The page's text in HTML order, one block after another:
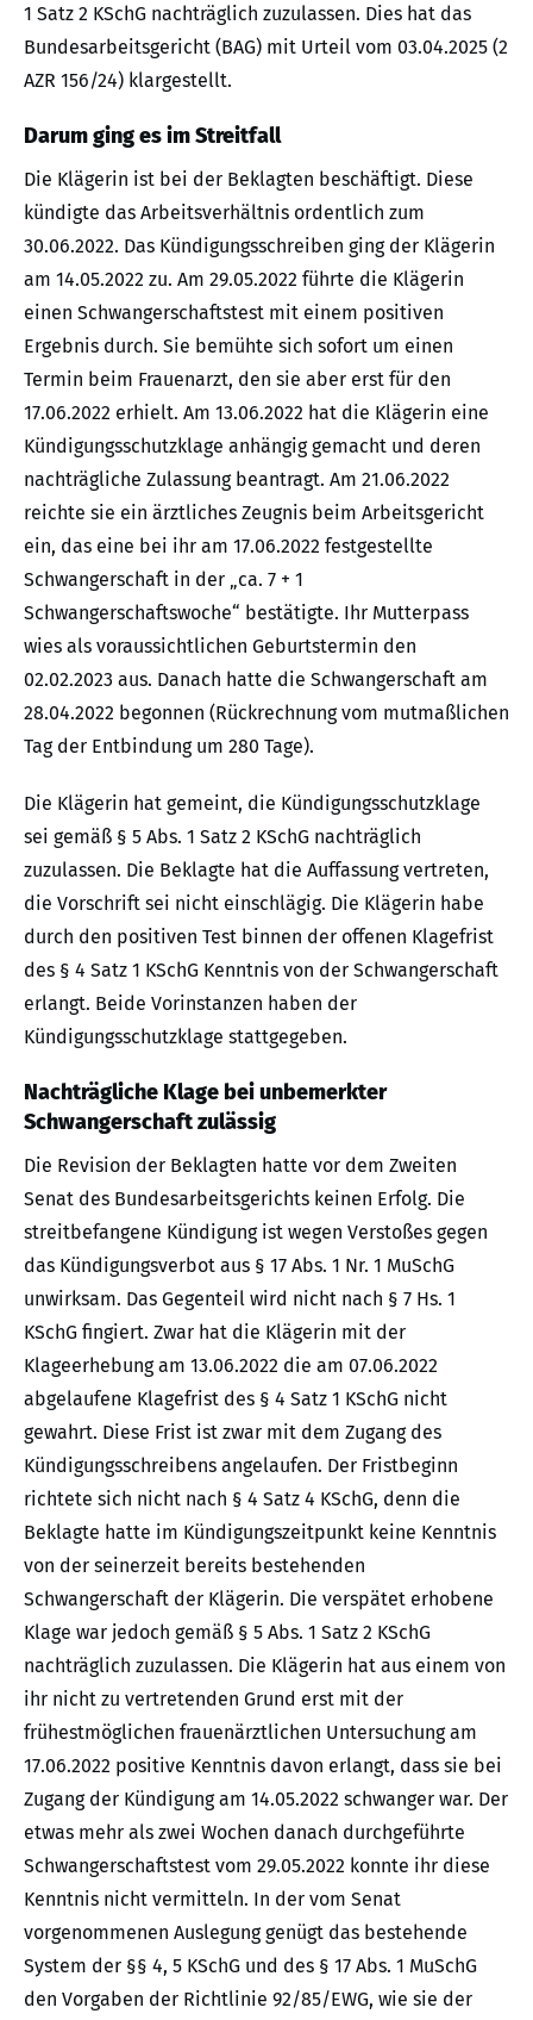
1 Satz 2 KSchG nachträglich zuzulassen. Dies hat das
Bundesarbeitsgericht (BAG) mit Urteil vom 03.04.2025 (2
AZR 156/24) klargestellt.
Darum ging es im Streitfall
Die Klägerin ist bei der Beklagten beschäftigt. Diese
kündigte das Arbeitsverhältnis ordentlich zum
30.06.2022. Das Kündigungsschreiben ging der Klägerin
am 14.05.2022 zu. Am 29.05.2022 führte die Klägerin
einen Schwangerschaftstest mit einem positiven
Ergebnis durch. Sie bemühte sich sofort um einen
Termin beim Frauenarzt, den sie aber erst für den
17.06.2022 erhielt. Am 13.06.2022 hat die Klägerin eine
Kündigungsschutzklage anhängig gemacht und deren
nachträgliche Zulassung beantragt. Am 21.06.2022
reichte sie ein ärztliches Zeugnis beim Arbeitsgericht
ein, das eine bei ihr am 17.06.2022 festgestellte
Schwangerschaft in der „ca. 7 + 1
Schwangerschaftswoche“ bestätigte. Ihr Mutterpass
wies als voraussichtlichen Geburtstermin den
02.02.2023 aus. Danach hatte die Schwangerschaft am
28.04.2022 begonnen (Rückrechnung vom mutmaßlichen
Tag der Entbindung um 280 Tage).
Die Klägerin hat gemeint, die Kündigungsschutzklage
sei gemäß § 5 Abs. 1 Satz 2 KSchG nachträglich
zuzulassen. Die Beklagte hat die Auffassung vertreten,
die Vorschrift sei nicht einschlägig. Die Klägerin habe
durch den positiven Test binnen der offenen Klagefrist
des § 4 Satz 1 KSchG Kenntnis von der Schwangerschaft
erlangt. Beide Vorinstanzen haben der
Kündigungsschutzklage stattgegeben.
Nachträgliche Klage bei unbemerkter
Schwangerschaft zulässig
Die Revision der Beklagten hatte vor dem Zweiten
Senat des Bundesarbeitsgerichts keinen Erfolg. Die
streitbefangene Kündigung ist wegen Verstoßes gegen
das Kündigungsverbot aus § 17 Abs. 1 Nr. 1 MuSchG
unwirksam. Das Gegenteil wird nicht nach § 7 Hs. 1
KSchG fingiert. Zwar hat die Klägerin mit der
Klageerhebung am 13.06.2022 die am 07.06.2022
abgelaufene Klagefrist des § 4 Satz 1 KSchG nicht
gewahrt. Diese Frist ist zwar mit dem Zugang des
Kündigungsschreibens angelaufen. Der Fristbeginn
richtete sich nicht nach § 4 Satz 4 KSchG, denn die
Beklagte hatte im Kündigungszeitpunkt keine Kenntnis
von der seinerzeit bereits bestehenden
Schwangerschaft der Klägerin. Die verspätet erhobene
Klage war jedoch gemäß § 5 Abs. 1 Satz 2 KSchG
nachträglich zuzulassen. Die Klägerin hat aus einem von
ihr nicht zu vertretenden Grund erst mit der
frühestmöglichen frauenärztlichen Untersuchung am
17.06.2022 positive Kenntnis davon erlangt, dass sie bei
Zugang der Kündigung am 14.05.2022 schwanger war. Der
etwas mehr als zwei Wochen danach durchgeführte
Schwangerschaftstest vom 29.05.2022 konnte ihr diese
Kenntnis nicht vermitteln. In der vom Senat
vorgenommenen Auslegung genügt das bestehende
System der §§ 4, 5 KSchG und des § 17 Abs. 1 MuSchG
den Vorgaben der Richtlinie 92/85/EWG, wie sie der